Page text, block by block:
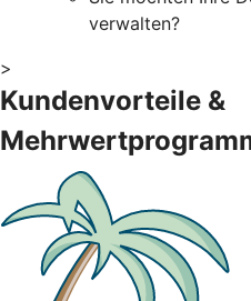
verwalten?
>
Kundenvorteile &